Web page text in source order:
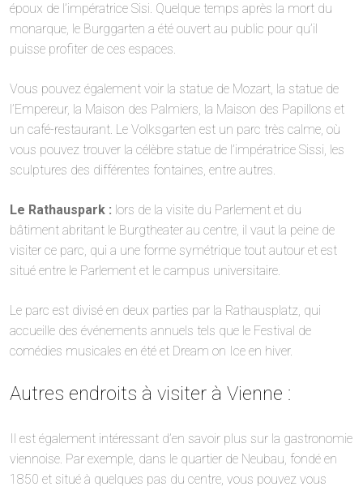
époux de l’impératrice Sisi. Quelque temps après la mort du
monarque, le Burggarten a été ouvert au public pour qu’il
puisse profiter de ces espaces.
Vous pouvez également voir la statue de Mozart, la statue de
l’Empereur, la Maison des Palmiers, la Maison des Papillons et
un café-restaurant. Le Volksgarten est un parc très calme, où
vous pouvez trouver la célèbre statue de l’impératrice Sissi, les
sculptures des différentes fontaines, entre autres.
Le Rathauspark : lors de la visite du Parlement et du
bâtiment abritant le Burgtheater au centre, il vaut la peine de
visiter ce parc, qui a une forme symétrique tout autour et est
situé entre le Parlement et le campus universitaire.
Le parc est divisé en deux parties par la Rathausplatz, qui
accueille des événements annuels tels que le Festival de
comédies musicales en été et Dream on Ice en hiver.
Autres endroits à visiter à Vienne :
Il est également intéressant d’en savoir plus sur la gastronomie
viennoise. Par exemple, dans le quartier de Neubau, fondé en
1850 et situé à quelques pas du centre, vous pouvez vous